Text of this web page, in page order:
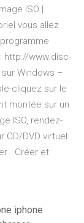
ISO |
vous allez
http://www.disc-
Windows –
cliquez sur le
montée sur un
ISO, rendez-
DVD virtuel
. Créer et
iphone